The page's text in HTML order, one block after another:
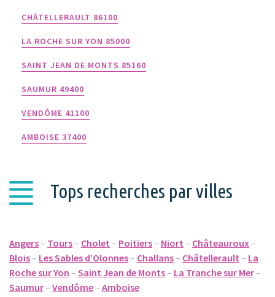
CHÂTELLERAULT 86100
LA ROCHE SUR YON 85000
SAINT JEAN DE MONTS 85160
SAUMUR 49400
VENDÔME 41100
AMBOISE 37400
Tops recherches par villes
Angers– Tours– Cholet – Poitiers– Niort – Châteauroux–
Blois– Les Sables d’Olonnes– Challans– Châtellerault – La
Roche sur Yon – Saint Jean de Monts– La Tranche sur Mer–
Saumur– Vendôme– Amboise